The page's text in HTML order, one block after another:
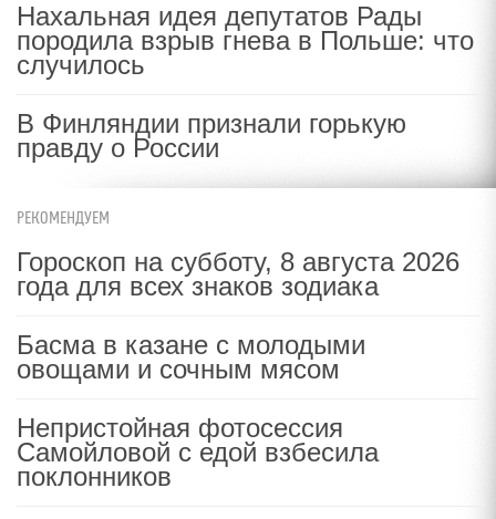
Нахальная идея депутатов Рады
породила взрыв гнева в Польше: что
случилось
В Финляндии признали горькую
правду о России
РЕКОМЕНДУЕМ
Гороскоп на субботу, 8 августа 2026
года для всех знаков зодиака
Басма в казане с молодыми
овощами и сочным мясом
Непристойная фотосессия
Самойловой с едой взбесила
поклонников